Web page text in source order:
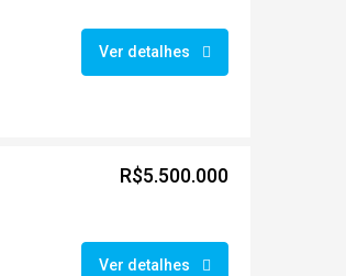
Ver detalhes
R$5.500.000
Ver detalhes